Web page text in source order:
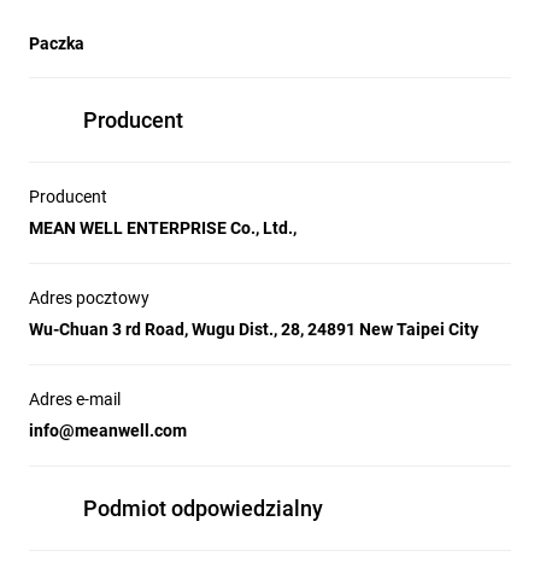
Paczka
Producent
Producent
MEAN WELL ENTERPRISE Co., Ltd.,
Adres pocztowy
Wu-Chuan 3 rd Road, Wugu Dist., 28, 24891 New Taipei City
Adres e-mail
info@meanwell.com
Podmiot odpowiedzialny